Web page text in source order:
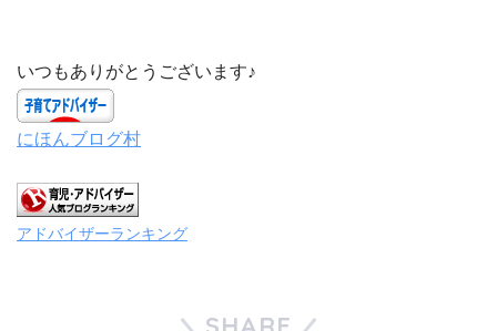
いつもありがとうございます♪
にほんブログ村
アドバイザーランキング